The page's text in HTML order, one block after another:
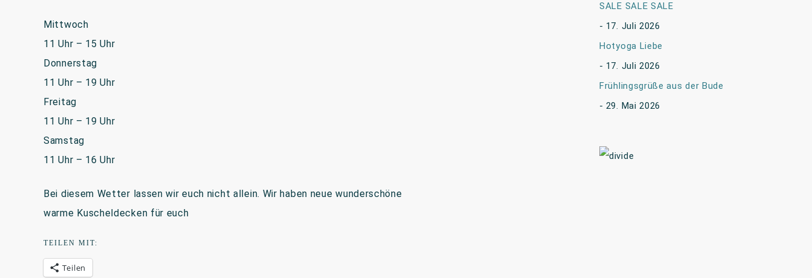
Mittwoch
11 Uhr – 15 Uhr
Donnerstag
11 Uhr – 19 Uhr
Freitag
11 Uhr – 19 Uhr
Samstag
11 Uhr – 16 Uhr
Bei diesem Wetter lassen wir euch nicht allein. Wir haben neue wunderschöne
warme Kuscheldecken für euch
TEILEN MIT:
Teilen
SALE SALE SALE
17. Juli 2026
Hotyoga Liebe
17. Juli 2026
Frühlingsgrüße aus der Bude
29. Mai 2026